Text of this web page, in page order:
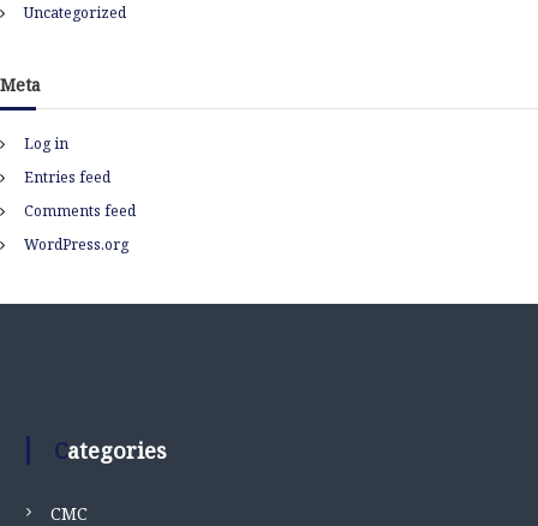
Uncategorized
Meta
Log in
Entries feed
Comments feed
WordPress.org
Categories
CMC